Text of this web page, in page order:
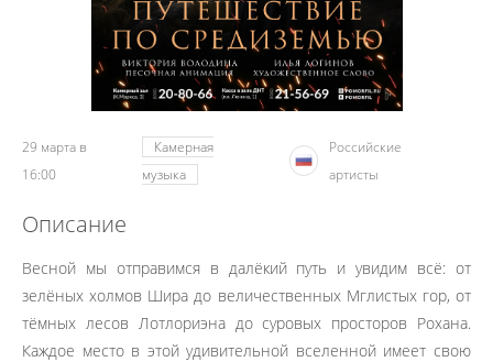
29 марта в
16:00
Камерная
музыка
Российские
артисты
Описание
Весной мы отправимся в далёкий путь и увидим всё: от
зелёных холмов Шира до величественных Мглистых гор, от
тёмных лесов Лотлориэна до суровых просторов Рохана.
Каждое место в этой удивительной вселенной имеет свою